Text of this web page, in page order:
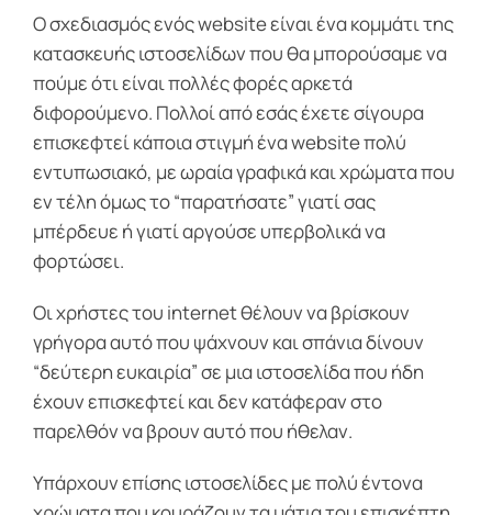
Ο σχεδιασμός ενός website είναι ένα κομμάτι της
κατασκευής ιστοσελίδων που θα μπορούσαμε να
πούμε ότι είναι πολλές φορές αρκετά
διφορούμενο. Πολλοί από εσάς έχετε σίγουρα
επισκεφτεί κάποια στιγμή ένα website πολύ
εντυπωσιακό, με ωραία γραφικά και χρώματα που
εν τέλη όμως το “παρατήσατε” γιατί σας
μπέρδευε ή γιατί αργούσε υπερβολικά να
φορτώσει.
Οι χρήστες του internet θέλουν να βρίσκουν
γρήγορα αυτό που ψάχνουν και σπάνια δίνουν
“δεύτερη ευκαιρία” σε μια ιστοσελίδα που ήδη
έχουν επισκεφτεί και δεν κατάφεραν στο
παρελθόν να βρουν αυτό που ήθελαν.
Υπάρχουν επίσης ιστοσελίδες με πολύ έντονα